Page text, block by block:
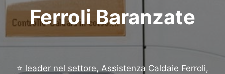
Ferroli Baranzate
⭐ leader nel settore, Assistenza Caldaie Ferroli,